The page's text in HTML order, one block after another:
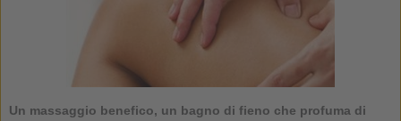
Un massaggio benefico, un bagno di fieno che profuma di